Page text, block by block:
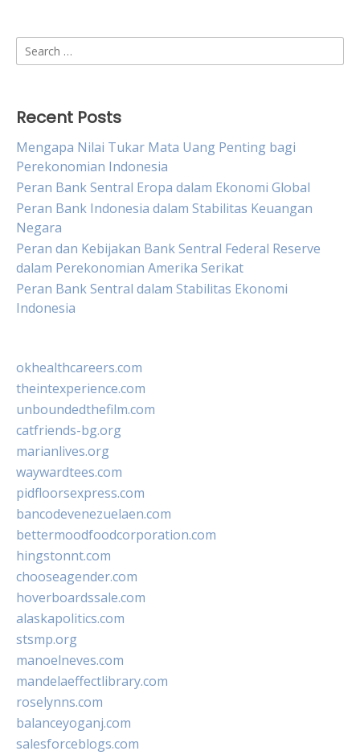
Search
for:
Recent Posts
Mengapa Nilai Tukar Mata Uang Penting bagi
Perekonomian Indonesia
Peran Bank Sentral Eropa dalam Ekonomi Global
Peran Bank Indonesia dalam Stabilitas Keuangan
Negara
Peran dan Kebijakan Bank Sentral Federal Reserve
dalam Perekonomian Amerika Serikat
Peran Bank Sentral dalam Stabilitas Ekonomi
Indonesia
okhealthcareers.com
theintexperience.com
unboundedthefilm.com
catfriends-bg.org
marianlives.org
waywardtees.com
pidfloorsexpress.com
bancodevenezuelaen.com
bettermoodfoodcorporation.com
hingstonnt.com
chooseagender.com
hoverboardssale.com
alaskapolitics.com
stsmp.org
manoelneves.com
mandelaeffectlibrary.com
roselynns.com
balanceyoganj.com
salesforceblogs.com